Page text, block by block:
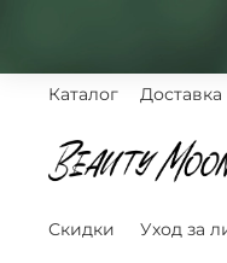
Каталог Доставка
Скидки Уход за